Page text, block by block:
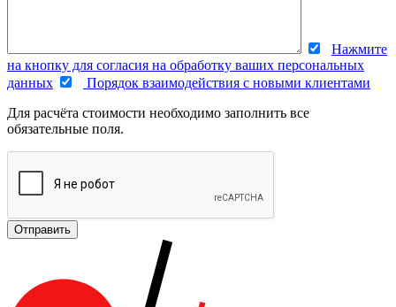
Нажмите
на кнопку для согласия на обработку ваших персональных
данных
Порядок взаимодействия с новыми клиентами
Для расчёта стоимости необходимо заполнить все
обязательные поля.
Отправить